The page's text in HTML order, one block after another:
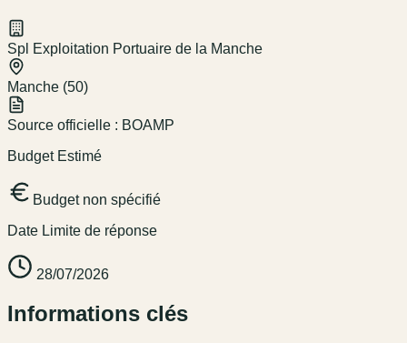
Spl Exploitation Portuaire de la Manche
Manche (50)
Source officielle : BOAMP
Budget Estimé
Budget non spécifié
Date Limite de réponse
28/07/2026
Informations clés